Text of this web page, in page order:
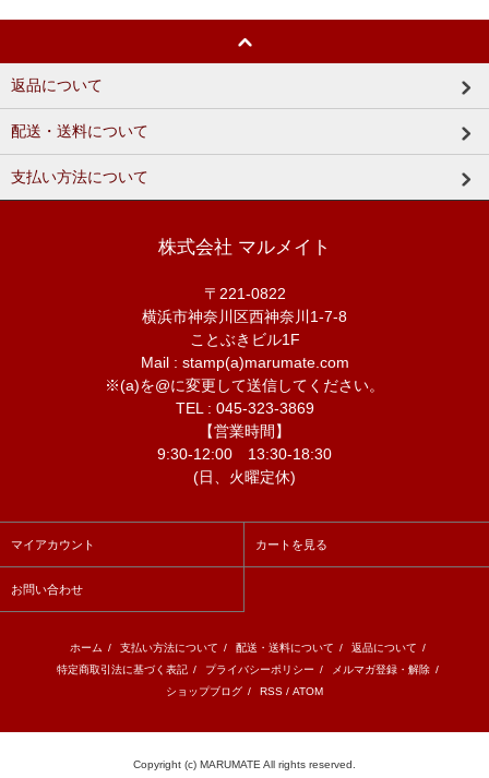
返品について
配送・送料について
支払い方法について
株式会社 マルメイト
〒221-0822
横浜市神奈川区西神奈川1-7-8
ことぶきビル1F
Mail : stamp(a)marumate.com
※(a)を@に変更して送信してください。
TEL : 045-323-3869
【営業時間】
9:30-12:00 13:30-18:30
(日、火曜定休)
マイアカウント カートを見る
お問い合わせ
ホーム / 支払い方法について / 配送・送料について / 返品について /
特定商取引法に基づく表記 / プライバシーポリシー / メルマガ登録・解除 /
ショップブログ / RSS / ATOM
Copyright (c) MARUMATE All rights reserved.